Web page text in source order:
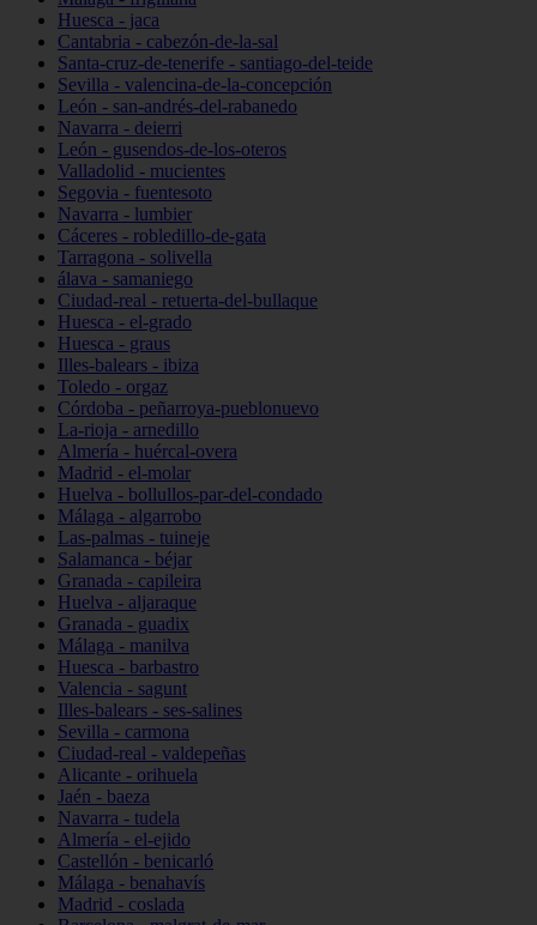
Huesca - jaca
Cantabria - cabezón-de-la-sal
Santa-cruz-de-tenerife - santiago-del-teide
Sevilla - valencina-de-la-concepción
León - san-andrés-del-rabanedo
Navarra - deierri
León - gusendos-de-los-oteros
Valladolid - mucientes
Segovia - fuentesoto
Navarra - lumbier
Cáceres - robledillo-de-gata
Tarragona - solivella
álava - samaniego
Ciudad-real - retuerta-del-bullaque
Huesca - el-grado
Huesca - graus
Illes-balears - ibiza
Toledo - orgaz
Córdoba - peñarroya-pueblonuevo
La-rioja - arnedillo
Almería - huércal-overa
Madrid - el-molar
Huelva - bollullos-par-del-condado
Málaga - algarrobo
Las-palmas - tuineje
Salamanca - béjar
Granada - capileira
Huelva - aljaraque
Granada - guadix
Málaga - manilva
Huesca - barbastro
Valencia - sagunt
Illes-balears - ses-salines
Sevilla - carmona
Ciudad-real - valdepeñas
Alicante - orihuela
Jaén - baeza
Navarra - tudela
Almería - el-ejido
Castellón - benicarló
Málaga - benahavís
Madrid - coslada